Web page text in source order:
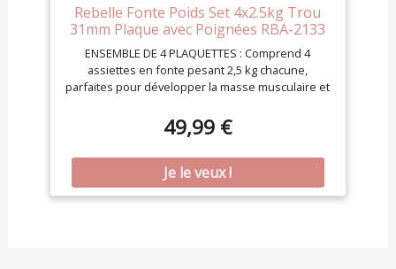
Rebelle Fonte Poids Set 4x2.5kg Trou
31mm Plaque avec Poignées RBA-2133
ENSEMBLE DE 4 PLAQUETTES : Comprend 4
assiettes en fonte pesant 2,5 kg chacune,
parfaites pour développer la masse musculaire et
Construction durable : fabriquées en fonte, les
assiettes sont robustes, résistantes aux
dommages et offrent une stabilité pendant les
entraînements intensifs Poignées ergonomiques
: équipées de trois poignées confortables, elles
permettent une variété d'exercices de force tels
49,99 €